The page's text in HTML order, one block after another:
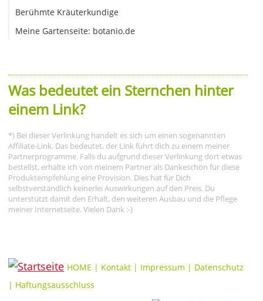
Berühmte Kräuterkundige
Meine Gartenseite: botanio.de
Was bedeutet ein Sternchen hinter
einem Link?
*) Bei dieser Verlinkung handelt es sich um einen sogenannten
Affiliate-Link. Das bedeutet, der Link führt dich zu einem meiner
Partnerprogramme. Falls du aufgrund dieser Verlinkung dort etwas
bestellst, erhalte ich von meinem Partner als Dankeschön für diese
Produktempfehlung eine Provision. Dies hat für Dich
selbstverständlich keinerlei Auswirkungen auf den Preis. Du
unterstützt damit den Erhalt, den weiteren Ausbau und die Pflege
meiner Internetseite. Vielen Dank :-)
HOME | Kontakt | Impressum | Datenschutz
| Haftungsausschluss